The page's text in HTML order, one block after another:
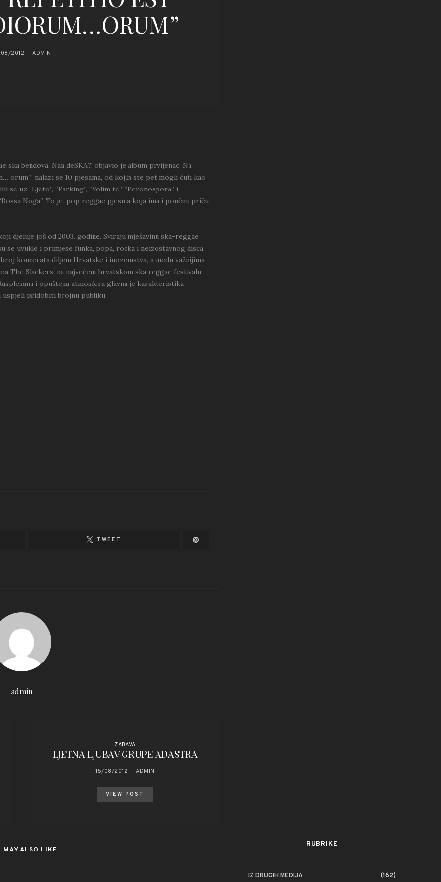
2012 ADMIN
bendova, Nan deSKA?! objavio je album prvijenac. Na
orum” nalazi se 10 pjesama, od kojih ste pet mogli čuti kao
se uz “Ljeto”, “Parking”, “Volim te”, “Peronospora” i
Noga”. To je pop reggae pjesma koja ima i poučnu priču
djeluje još od 2003. godine. Sviraju mješavinu ska-reggae
se uvukle i primjese funka, popa, rocka i neizostavnog disca.
koncerata diljem Hrvatske i inozemstva, a među važnijima
The Slackers, na najvećem hrvatskom ska reggae festivalu
i opuštena atmosfera glavna je karakteristika
uspjeli pridobiti brojnu publiku.
TWEET
admin
ZABAVA
LJETNA LJUBAV GRUPE ADASTRA
15/08/2012 ADMIN
VIEW POST
MAY ALSO LIKE
RUBRIKE
IZ DRUGIH MEDIJA (162)